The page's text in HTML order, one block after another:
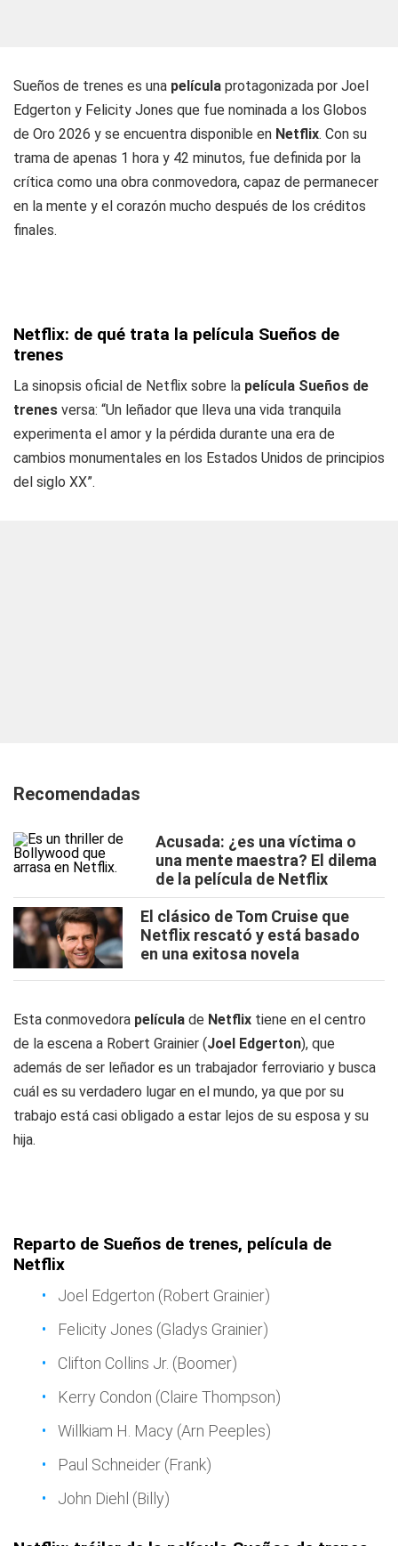
Sueños de trenes es una película protagonizada por Joel
Edgerton y Felicity Jones que fue nominada a los Globos
de Oro 2026 y se encuentra disponible en Netflix. Con su
trama de apenas 1 hora y 42 minutos, fue definida por la
crítica como una obra conmovedora, capaz de permanecer
en la mente y el corazón mucho después de los créditos
finales.
Netflix: de qué trata la película Sueños de
trenes
La sinopsis oficial de Netflix sobre la película Sueños de
trenes versa: “Un leñador que lleva una vida tranquila
experimenta el amor y la pérdida durante una era de
cambios monumentales en los Estados Unidos de principios
del siglo XX”.
Recomendadas
Acusada: ¿es una víctima o
una mente maestra? El dilema
de la película de Netflix
El clásico de Tom Cruise que
Netflix rescató y está basado
en una exitosa novela
Esta conmovedora película de Netflix tiene en el centro
de la escena a Robert Grainier (Joel Edgerton), que
además de ser leñador es un trabajador ferroviario y busca
cuál es su verdadero lugar en el mundo, ya que por su
trabajo está casi obligado a estar lejos de su esposa y su
hija.
Reparto de Sueños de trenes, película de
Netflix
Joel Edgerton (Robert Grainier)
Felicity Jones (Gladys Grainier)
Clifton Collins Jr. (Boomer)
Kerry Condon (Claire Thompson)
Willkiam H. Macy (Arn Peeples)
Paul Schneider (Frank)
John Diehl (Billy)